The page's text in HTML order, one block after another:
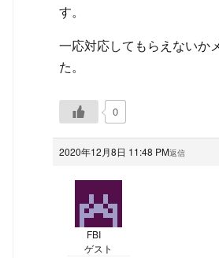
す。
一応対応してもらえないか
た。
0
2020年12月8日 11:48 PM返信
FBI
ゲスト